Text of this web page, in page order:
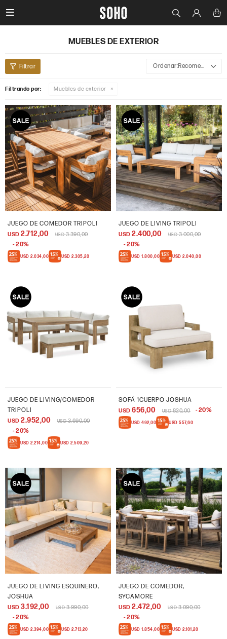

MUEBLES DE EXTERIOR
Recomendados
Filtrando por: Muebles de exterior
JUEGO DE COMEDOR TRIPOLI
USD 2.712,00 USD 3.390,00
20
USD 2.034,00 USD 2.305,20
JUEGO DE LIVING TRIPOLI
USD 2.400,00 USD 3.000,00
20
USD 1.800,00 USD 2.040,00
JUEGO DE LIVING/COMEDOR
TRIPOLI
USD 2.952,00 USD 3.690,00
20
USD 2.214,00 USD 2.509,20
SOFÁ 1CUERPO JOSHUA
USD 656,00 USD 820,00 20
USD 492,00 USD 557,60
JUEGO DE LIVING ESQUINERO,
JOSHUA
USD 3.192,00 USD 3.990,00
20
USD 2.394,00 USD 2.713,20
JUEGO DE COMEDOR,
SYCAMORE
USD 2.472,00 USD 3.090,00
20
USD 1.854,00 USD 2.101,20